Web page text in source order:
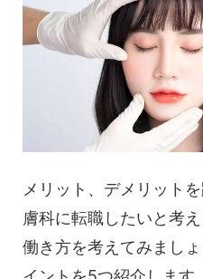
メリット、デメリット
膚科に転職したいと考
働き方を考えてみまし